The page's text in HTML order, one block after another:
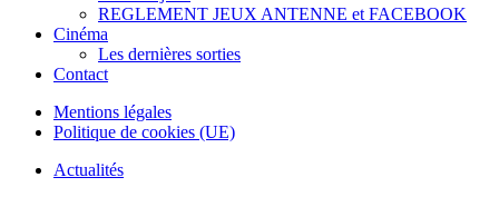
REGLEMENT JEUX ANTENNE et FACEBOOK
Cinéma
Les dernières sorties
Contact
Mentions légales
Politique de cookies (UE)
Actualités